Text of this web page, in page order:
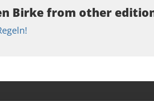
Birke from other